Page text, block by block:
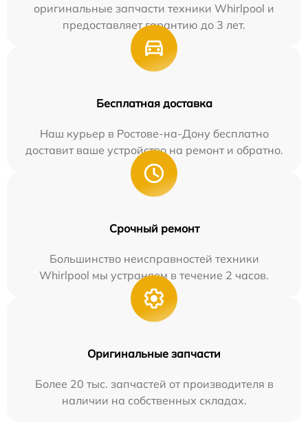
оригинальные запчасти техники Whirlpool и
предоставляет гарантию до 3 лет.
Бесплатная доставка
Наш курьер в Ростове-на-Дону бесплатно
доставит ваше устройство на ремонт и обратно.
Срочный ремонт
Большинство неисправностей техники
Whirlpool мы устраняем в течение 2 часов.
Оригинальные запчасти
Более 20 тыс. запчастей от производителя в
наличии на собственных складах.